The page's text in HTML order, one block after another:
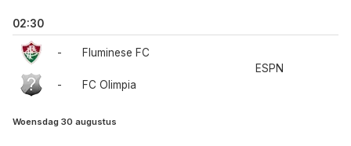
02:30
-
-
Fluminese FC
FC Olimpia
ESPN
Woensdag 30 augustus